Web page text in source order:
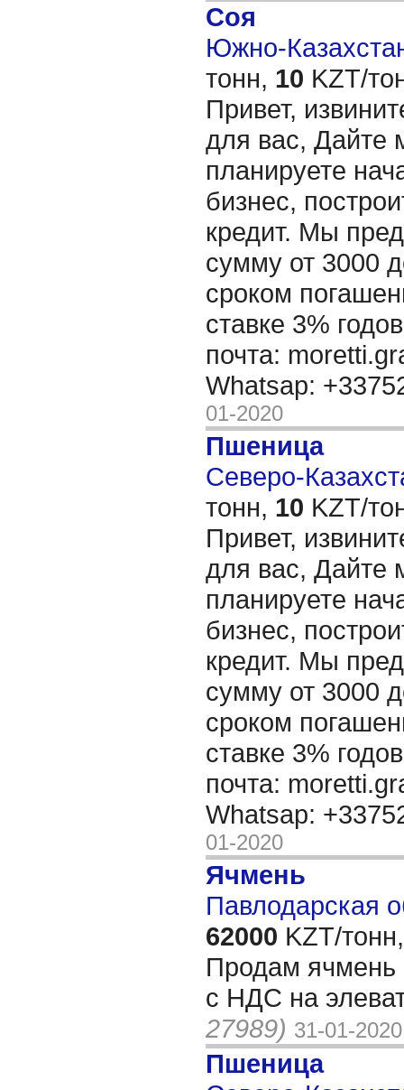
Соя
Южно-
тонн, 10 KZT/
Привет,
для вас, Дайте
планируете
бизнес,
кредит. Мы
сумму от 3000
сроком
ставке 3%
почта:
Whatsap:
01-2020
Пшеница
Северо-
тонн, 10 KZT/
Привет,
для вас, Дайте
планируете
бизнес,
кредит. Мы
сумму от 3000
сроком
ставке 3%
почта:
Whatsap:
01-2020
Ячмень
Павлодарская
62000 KZT/тонн,
Продам ячмень
с НДС на
27989) 31-01-2020
Пшеница